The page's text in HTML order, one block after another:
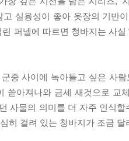
고 실용성이 좋아 옷장의 기반
퍼넬에 따르면 청바지는 사
중 사이에 녹아들고 싶은 사
쏟아져나와 금세 새것으로 교
사물의 의미를 더 자주 인식
히 걸려 있는 청바지가 조금 달